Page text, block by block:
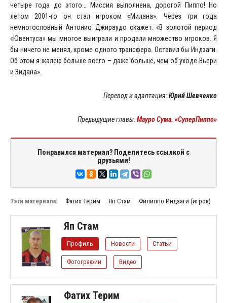
четыре года до этого… Миссия выполнена, дорогой Пиппо! Но
летом 2001-го он стал игроком «Милана». Через три года
немногословный Антонио Джираудо скажет: «В золотой период
«Ювентуса» мы многое выиграли и продали множество игроков. Я
бы ничего не менял, кроме одного трансфера. Оставил бы Индзаги.
Об этом я жалею больше всего – даже больше, чем об уходе Вьери
и Зидана».
Перевод и адаптация:Юрий Шевченко
Предыдущие главы:Мауро Сума. «СуперПиппо»
Понравился материал? Поделитесь ссылкой с
друзьями!
Тэги материала: Фатих Терим Яп Стам Филиппо Индзаги (игрок)
Яп Стам
Профиль Новости Статьи
Фотографии Видео
Фатих Терим